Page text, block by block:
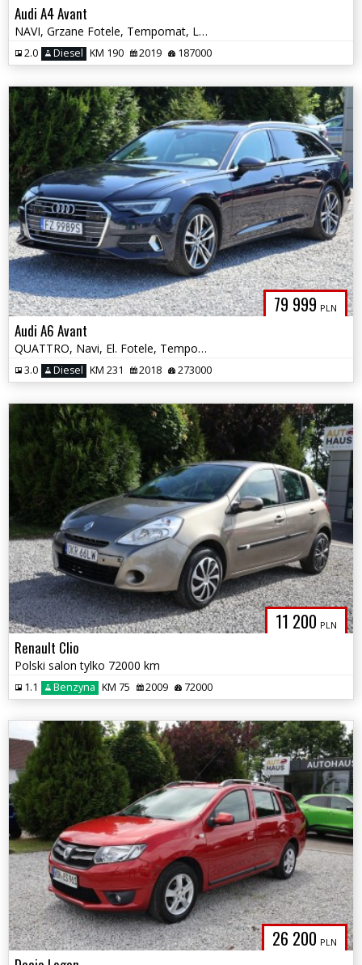
Audi A4 Avant
NAVI, Grzane Fotele, Tempomat, LED, Felgi Alu, Skóra, Czujniki Parkowa
2.0 Diesel KM 190 2019 187000
79 999 PLN
Audi A6 Avant
QUATTRO, Navi, El. Fotele, Tempomat Aktywny, WEBASTO, Czyt. Znaków
3.0 Diesel KM 231 2018 273000
11 200 PLN
Renault Clio
Polski salon tylko 72000 km
1.1 Benzyna KM 75 2009 72000
26 200 PLN